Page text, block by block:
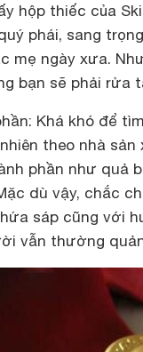
hộp thiếc của
phái, sang
mẹ ngày xưa.
bạn sẽ phải rửa
: Khá khó để
theo nhà
phần như quả
dù vậy, chắc
sáp cũng với
vẫn thường